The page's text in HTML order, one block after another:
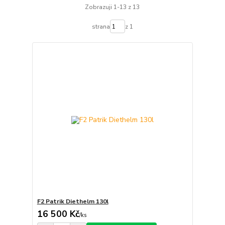
Zobrazuji 1-13 z 13
strana z 1
F2 Patrik Diethelm 130l
16 500 Kč/ks